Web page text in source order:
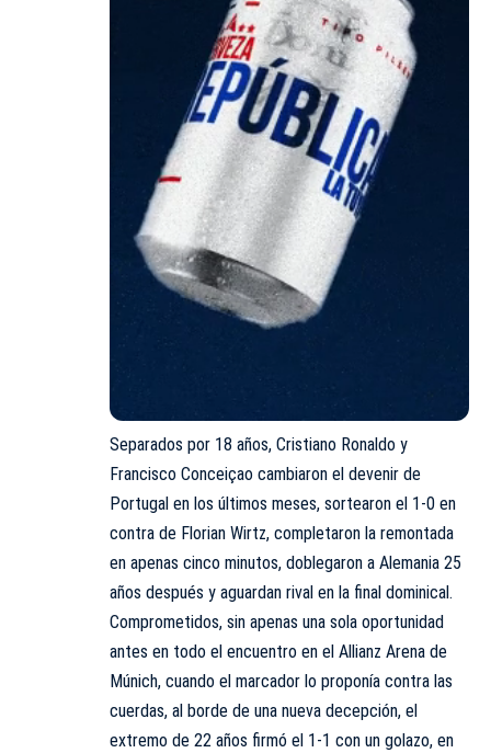
Separados por 18 años, Cristiano Ronaldo y
Francisco Conceiçao cambiaron el devenir de
Portugal en los últimos meses, sortearon el 1-0 en
contra de Florian Wirtz, completaron la remontada
en apenas cinco minutos, doblegaron a Alemania 25
años después y aguardan rival en la final dominical.
Comprometidos, sin apenas una sola oportunidad
antes en todo el encuentro en el Allianz Arena de
Múnich, cuando el marcador lo proponía contra las
cuerdas, al borde de una nueva decepción, el
extremo de 22 años firmó el 1-1 con un golazo, en